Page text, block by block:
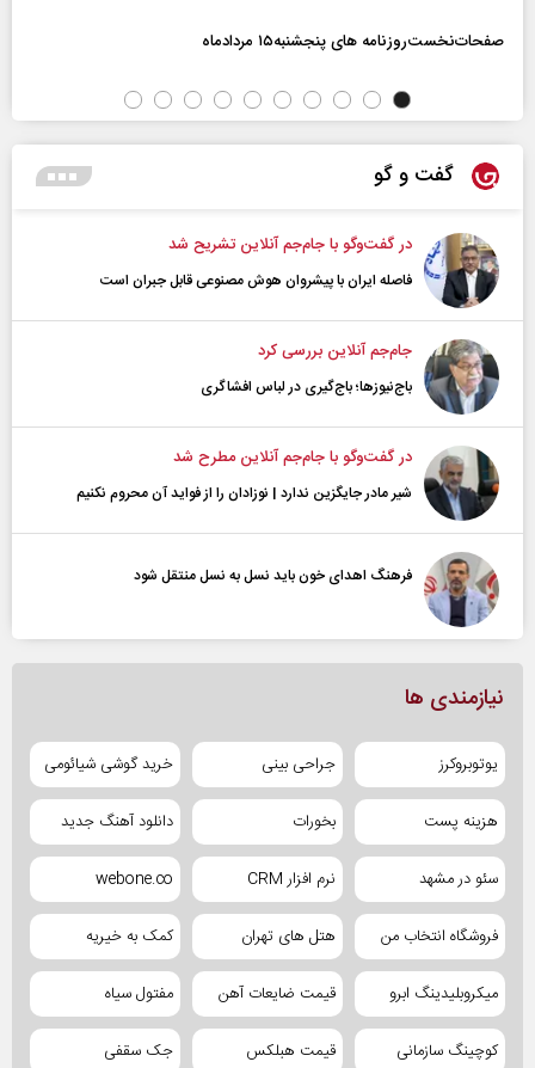
صفحات‌نخست‌روزنامه ها‌ی پنجشنبه‌۱۵ مردادماه
گفت و گو
در گفت‌و‌گو با جام‌جم آنلاین تشریح شد
فاصله ایران با پیشرو‌ان هوش مصنوعی قابل جبران است
جام‌جم آنلاین بررسی کرد
باج‌نیوزها؛ باج‌گیری در لباس افشاگری
در گفت‌و‌گو با جام‌جم آنلاین مطرح شد
شیر مادر جایگزین ندارد | نوزادان را از فواید آن محروم نکنیم
فرهنگ اهدای خون باید نسل به نسل منتقل شود
نیازمندی ها
یوتوبروکرز جراحی بینی خرید گوشی شیائومی
هزینه پست بخورات دانلود آهنگ جدید
سئو در مشهد نرم افزار CRM webone.co
فروشگاه انتخاب من هتل های تهران کمک به خیریه
میکروبلیدینگ ابرو قیمت ضایعات آهن مفتول سیاه
کوچینگ سازمانی قیمت هبلکس جک سقفی